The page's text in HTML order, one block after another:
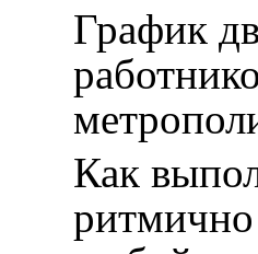
График
Как
ритмично